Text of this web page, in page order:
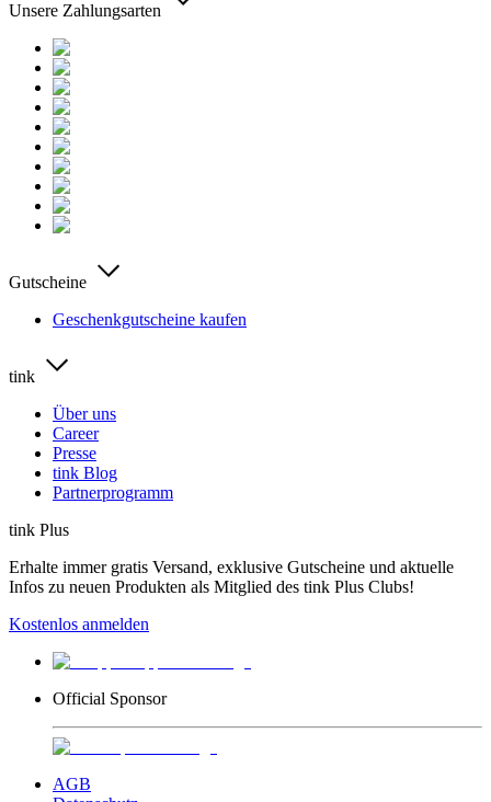
Unsere Zahlungsarten
Gutscheine
Geschenkgutscheine kaufen
tink
Über uns
Career
Presse
tink Blog
Partnerprogramm
tink Plus
Erhalte immer gratis Versand, exklusive Gutscheine und aktuelle
Infos zu neuen Produkten als Mitglied des tink Plus Clubs!
Kostenlos anmelden
Official Sponsor
AGB